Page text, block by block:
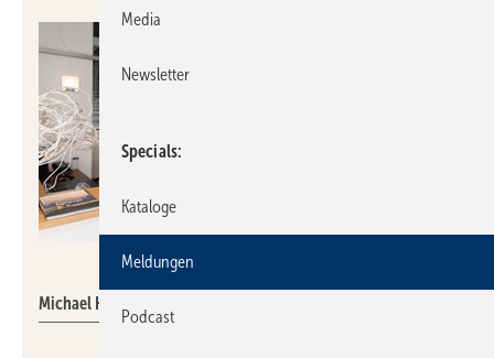
Michael Hilpert, ZVSHK-Präsident
Media
Newsletter
Specials
Kataloge
Meldungen
Podcast